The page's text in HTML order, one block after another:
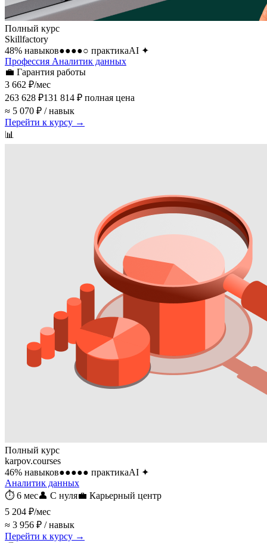
Полный курс
Skillfactory
48% навыков●●●●○ практикаAI ✦
Профессия Аналитик данных
💼 Гарантия работы
3 662 ₽/мес
263 628 ₽131 814 ₽ полная цена
≈ 5 070 ₽ / навык
Перейти к курсу →
📊
Полный курс
karpov.courses
46% навыков●●●●● практикаAI ✦
Аналитик данных
⏱ 6 мес👤 С нуля💼 Карьерный центр
5 204 ₽/мес
≈ 3 956 ₽ / навык
Перейти к курсу →